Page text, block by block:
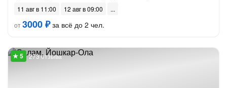
11 авг в 11:00
12 авг в 09:00
от3000 ₽за всё до 2 чел.
273 отзыва